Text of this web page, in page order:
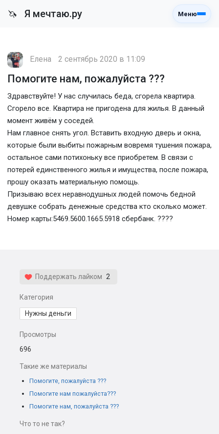
🦄 Я мечтаю.ру Меню
Елена 2 сентябрь 2020 в 11:09
Помогите нам, пожалуйста ???
Здравствуйте! У нас случилась беда, сгорела квартира.
Сгорело все. Квартира не пригодена для жилья. В данный
момент живём у соседей.
Нам главное снять угол. Вставить входную дверь и окна,
которые были выбиты пожарным вовремя тушения пожара,
остальное сами потихоньку все приобретем. В связи с
потерей единственного жилья и имущества, после пожара,
прошу оказать материальную помощь.
Призываю всех неравнодушных людей помочь бедной
девушке собрать денежные средства кто сколько может.
Номер карты:5469.5600.1665.5918 сбербанк. ????
Поддержать лайком 2
Категория
Нужны деньги
Просмотры
696
Такие же материалы
Помогите, пожалуйста ???
Помогите нам пожалуйста???
Помогите нам, пожалуйста ???
Что то не так?